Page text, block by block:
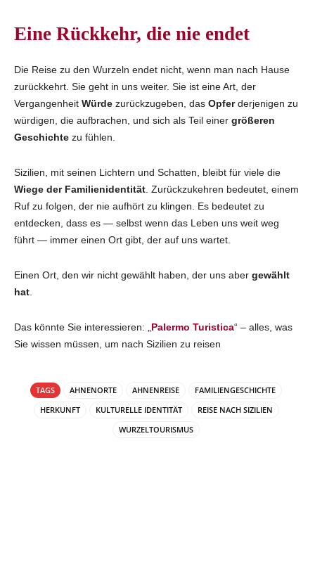
Eine Rückkehr, die nie endet
Die Reise zu den Wurzeln endet nicht, wenn man nach Hause
zurückkehrt. Sie geht in uns weiter. Sie ist eine Art, der
Vergangenheit Würde zurückzugeben, das Opferderjenigen zu
würdigen, die aufbrachen, und sich als Teil einer größeren
Geschichte zu fühlen.
Sizilien, mit seinen Lichtern und Schatten, bleibt für viele die
Wiege der Familienidentität . Zurückzukehren bedeutet, einem
Ruf zu folgen, der nie aufhört zu klingen. Es bedeutet zu
entdecken, dass es — selbst wenn das Leben uns weit weg
führt — immer einen Ort gibt, der auf uns wartet.
Einen Ort, den wir nicht gewählt haben, der uns aber gewählt
hat
Das könnte Sie interessieren: „ Palermo Turistica“ – alles, was
Sie wissen müssen, um nach Sizilien zu reisen
TAGS AHNENORTE AHNENREISE
FAMILIENGESCHICHTE
HERKUNFT
KULTURELLE IDENTITÄT
REISE NACH SIZILIEN
WURZELTOURISMUS